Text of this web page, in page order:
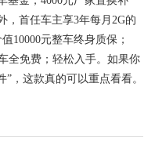
，首任车主享3年每月2G的
10000元整车终身质保；
全免费；轻松入手。如果你
，这款真的可以重点看看。